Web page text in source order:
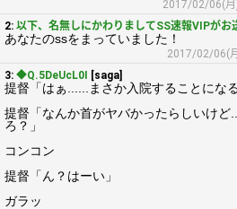
2017/02/06(
2: 以下、名無しにかわりましてSS速報VIPがお
あなたのssをまっていました！
2017/02/06(
3: ◆Q.5DeUcL0I [saga]
提督「はぁ......まさか入院することにな
提督「なんか首がヤバかったらしいけ
ろ？」
コンコン
提督「ん？はーい」
ガラッ